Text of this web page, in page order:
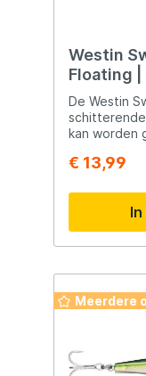
Westin
Floating |
De Westin
kan worden
Swim is
€ 13,99
Meerdere